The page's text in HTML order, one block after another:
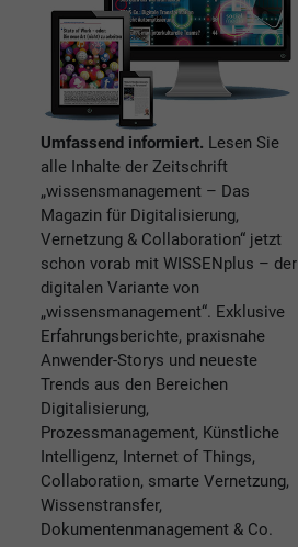
Umfassend informiert. Lesen Sie
alle Inhalte der Zeitschrift
„wissensmanagement – Das
Magazin für Digitalisierung,
Vernetzung & Collaboration“ jetzt
schon vorab mit WISSENplus – der
digitalen Variante von
„wissensmanagement“. Exklusive
Erfahrungsberichte, praxisnahe
Anwender-Storys und neueste
Trends aus den Bereichen
Digitalisierung,
Prozessmanagement, Künstliche
Intelligenz, Internet of Things,
Collaboration, smarte Vernetzung,
Wissenstransfer,
Dokumentenmanagement & Co.